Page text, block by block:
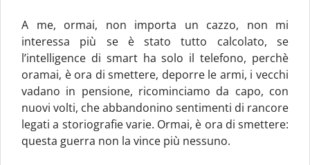
A me, ormai, non importa un cazzo, non mi
interessa più se è stato tutto calcolato, se
l’intelligence di smart ha solo il telefono, perchè
oramai, è ora di smettere, deporre le armi, i vecchi
vadano in pensione, ricominciamo da capo, con
nuovi volti, che abbandonino sentimenti di rancore
legati a storiografie varie. Ormai, è ora di smettere:
questa guerra non la vince più nessuno.